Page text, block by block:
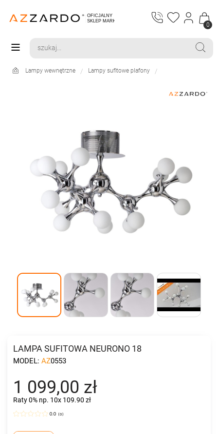
0
Lampy wewnętrzne Lampy sufitowe plafony
LAMPA SUFITOWA NEURONO 18
MODEL: AZ0553
1 099,00 zł
Raty 0% np. 10x 109.90 zł
0.0 (0)